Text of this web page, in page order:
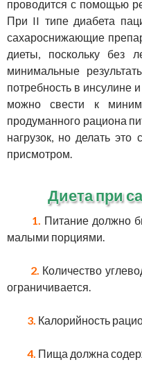
проводится с помощью
При II типе диабета
сахароснижающие
диеты, поскольку без
минимальные
потребность в инсулине
можно свести к
продуманного рациона
нагрузок, но делать это
присмотром.
Диета при
1. Питание должно
малыми порциями.
2. Количество
ограничивается.
3. Калорийность
4. Пища должна